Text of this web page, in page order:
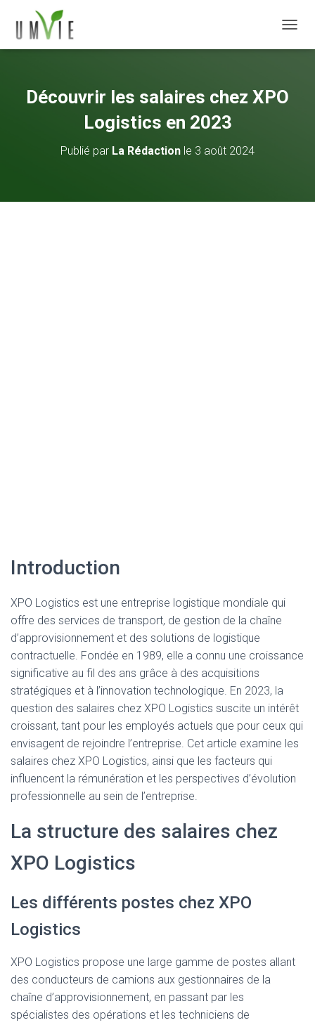
Découvrir les salaires chez XPO
Logistics en 2023
Publié par La Rédaction le 3 août 2024
Introduction
XPO Logistics est une entreprise logistique mondiale qui
offre des services de transport, de gestion de la chaîne
d’approvisionnement et des solutions de logistique
contractuelle. Fondée en 1989, elle a connu une croissance
significative au fil des ans grâce à des acquisitions
stratégiques et à l’innovation technologique. En 2023, la
question des salaires chez XPO Logistics suscite un intérêt
croissant, tant pour les employés actuels que pour ceux qui
envisagent de rejoindre l’entreprise. Cet article examine les
salaires chez XPO Logistics, ainsi que les facteurs qui
influencent la rémunération et les perspectives d’évolution
professionnelle au sein de l’entreprise.
La structure des salaires chez
XPO Logistics
Les différents postes chez XPO
Logistics
XPO Logistics propose une large gamme de postes allant
des conducteurs de camions aux gestionnaires de la
chaîne d’approvisionnement, en passant par les
spécialistes des opérations et les techniciens de